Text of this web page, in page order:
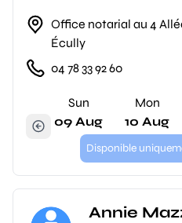
Office notarial au 4
Écully
04 78 33 92 60
Sun
09 Aug
Mon
10 Aug
Disponible
Annie